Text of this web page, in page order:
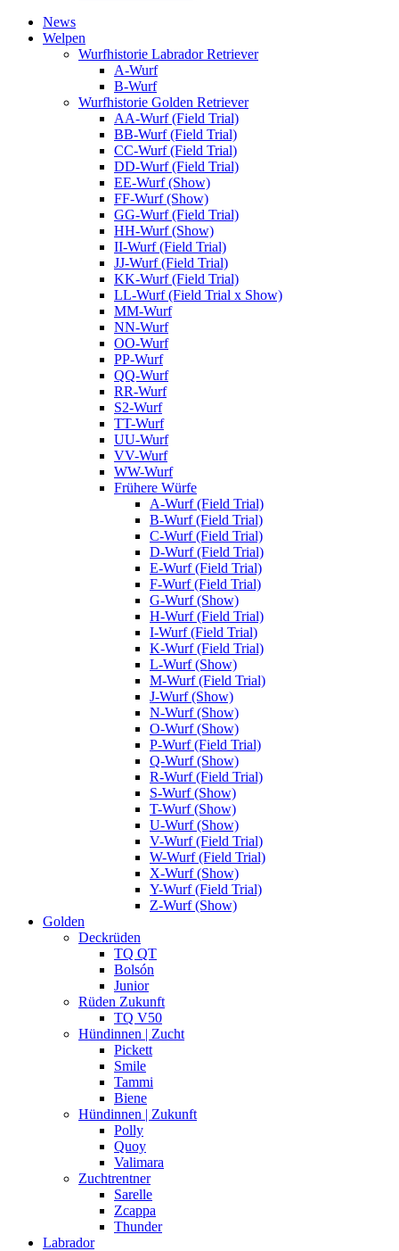
News
Welpen
Wurfhistorie Labrador Retriever
A-Wurf
B-Wurf
Wurfhistorie Golden Retriever
AA-Wurf (Field Trial)
BB-Wurf (Field Trial)
CC-Wurf (Field Trial)
DD-Wurf (Field Trial)
EE-Wurf (Show)
FF-Wurf (Show)
GG-Wurf (Field Trial)
HH-Wurf (Show)
II-Wurf (Field Trial)
JJ-Wurf (Field Trial)
KK-Wurf (Field Trial)
LL-Wurf (Field Trial x Show)
MM-Wurf
NN-Wurf
OO-Wurf
PP-Wurf
QQ-Wurf
RR-Wurf
S2-Wurf
TT-Wurf
UU-Wurf
VV-Wurf
WW-Wurf
Frühere Würfe
A-Wurf (Field Trial)
B-Wurf (Field Trial)
C-Wurf (Field Trial)
D-Wurf (Field Trial)
E-Wurf (Field Trial)
F-Wurf (Field Trial)
G-Wurf (Show)
H-Wurf (Field Trial)
I-Wurf (Field Trial)
K-Wurf (Field Trial)
L-Wurf (Show)
M-Wurf (Field Trial)
J-Wurf (Show)
N-Wurf (Show)
O-Wurf (Show)
P-Wurf (Field Trial)
Q-Wurf (Show)
R-Wurf (Field Trial)
S-Wurf (Show)
T-Wurf (Show)
U-Wurf (Show)
V-Wurf (Field Trial)
W-Wurf (Field Trial)
X-Wurf (Show)
Y-Wurf (Field Trial)
Z-Wurf (Show)
Golden
Deckrüden
TQ QT
Bolsón
Junior
Rüden Zukunft
TQ V50
Hündinnen | Zucht
Pickett
Smile
Tammi
Biene
Hündinnen | Zukunft
Polly
Quoy
Valimara
Zuchtrentner
Sarelle
Zcappa
Thunder
Labrador